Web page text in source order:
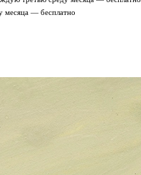
месяца — бесплатно